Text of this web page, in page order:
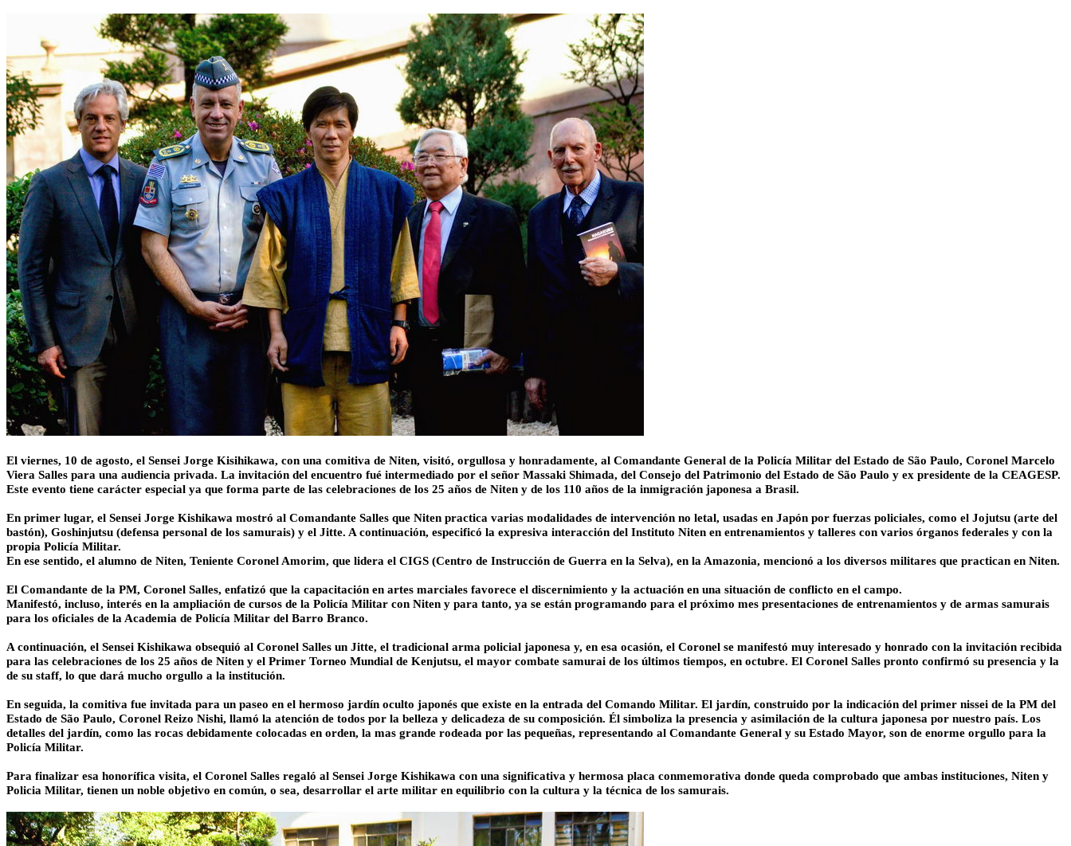
El viernes, 10 de agosto, el Sensei Jorge Kisihikawa, con una comitiva de Niten, visitó, orgullosa y honradamente, al Comandante General de la Policía Militar del Estado de São Paulo, Coronel Marcelo
Viera Salles para una audiencia privada. La invitación del encuentro fué intermediado por el señor Massaki Shimada, del Consejo del Patrimonio del Estado de São Paulo y ex presidente de la CEAGESP.
Este evento tiene carácter especial ya que forma parte de las celebraciones de los 25 años de Niten y de los 110 años de la inmigración japonesa a Brasil.
En primer lugar, el Sensei Jorge Kishikawa mostró al Comandante Salles que Niten practica varias modalidades de intervención no letal, usadas en Japón por fuerzas policiales, como el Jojutsu (arte del
bastón), Goshinjutsu (defensa personal de los samurais) y el Jitte. A continuación, especificó la expresiva interacción del Instituto Niten en entrenamientos y talleres con varios órganos federales y con la
propia Policía Militar.
En ese sentido, el alumno de Niten, Teniente Coronel Amorim, que lidera el CIGS (Centro de Instrucción de Guerra en la Selva), en la Amazonia, mencionó a los diversos militares que practican en Niten.
El Comandante de la PM, Coronel Salles, enfatizó que la capacitación en artes marciales favorece el discernimiento y la actuación en una situación de conflicto en el campo.
Manifestó, incluso, interés en la ampliación de cursos de la Policía Militar con Niten y para tanto, ya se están programando para el próximo mes presentaciones de entrenamientos y de armas samurais
para los oficiales de la Academia de Policía Militar del Barro Branco.
A continuación, el Sensei Kishikawa obsequió al Coronel Salles un Jitte, el tradicional arma policial japonesa y, en esa ocasión, el Coronel se manifestó muy interesado y honrado con la invitación recibida
para las celebraciones de los 25 años de Niten y el Primer Torneo Mundial de Kenjutsu, el mayor combate samurai de los últimos tiempos, en octubre. El Coronel Salles pronto confirmó su presencia y la
de su staff, lo que dará mucho orgullo a la institución.
En seguida, la comitiva fue invitada para un paseo en el hermoso jardín oculto japonés que existe en la entrada del Comando Militar. El jardín, construido por la indicación del primer nissei de la PM del
Estado de São Paulo, Coronel Reizo Nishi, llamó la atención de todos por la belleza y delicadeza de su composición. Él simboliza la presencia y asimilación de la cultura japonesa por nuestro país. Los
detalles del jardín, como las rocas debidamente colocadas en orden, la mas grande rodeada por las pequeñas, representando al Comandante General y su Estado Mayor, son de enorme orgullo para la
Policía Militar.
Para finalizar esa honorífica visita, el Coronel Salles regaló al Sensei Jorge Kishikawa con una significativa y hermosa placa conmemorativa donde queda comprobado que ambas instituciones, Niten y
Policia Militar, tienen un noble objetivo en común, o sea, desarrollar el arte militar en equilibrio con la cultura y la técnica de los samurais.